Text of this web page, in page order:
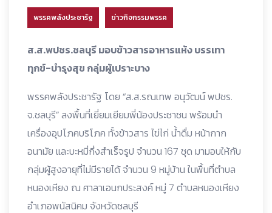
พรรคพลังประชารัฐ ข่าวกิจกรรมพรรค
ส.ส.พปชร.ชลบุรี มอบข้าวสารอาหารแห้ง บรรเทา
ทุกข์-บำรุงสุข กลุ่มผู้เปราะบาง
พรรคพลังประชารัฐ โดย “ส.ส.รณเทพ อนุวัฒน์ พปชร.
จ.ชลบุรี” ลงพื้นที่เยี่ยมเยียมพี่น้องประชาชน พร้อมนำ
เครื่องอุปโภคบริโภค ทั้งข้าวสาร ไข่ไก่ น้ำดื่ม หน้ากาก
อนามัย และบะหมี่กึ่งสำเร็จรูป จำนวน 167 ชุด มามอบให้กับ
กลุ่มผู้สูงอายุที่ไม่มีรายได้ จำนวน 9 หมู่บ้าน ในพื้นที่ตำบล
หนองเหียง ณ ศาลาเอนกประสงค์ หมู่ 7 ตำบลหนองเหียง
อำเภอพนัสนิคม จังหวัดชลบุรี